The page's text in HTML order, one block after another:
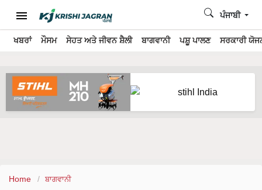
ਖਬਰਾਂ ਮੌਸਮ ਸੇਹਤ ਅਤੇ ਜੀਵਨ ਸ਼ੈਲੀ ਬਾਗਵਾਨੀ ਪਸ਼ੂ ਪਾਲਣ ਸਰਕਾਰੀ
ਪੰਜਾਬੀ
Home ਬਾਗਵਾਨੀ